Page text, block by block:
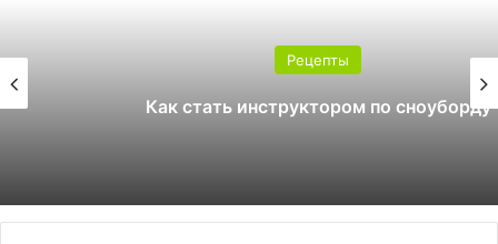
Как стать инструктором по сноуборду